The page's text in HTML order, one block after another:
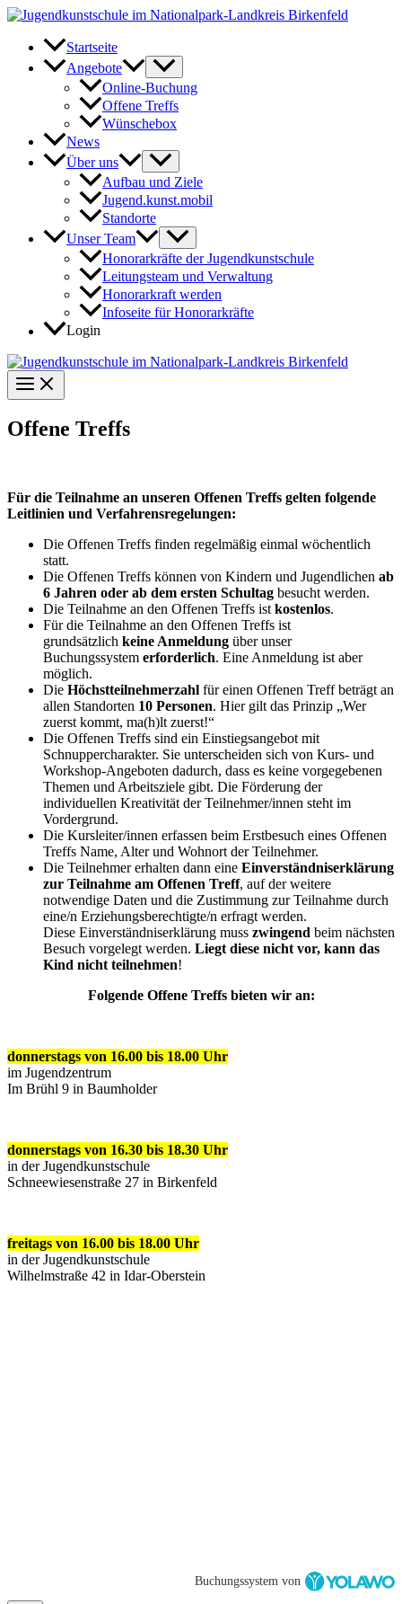
Zum
springen
Startseite
Angebote
Online-Buchung
Offene Treffs
Wünschebox
News
Über uns
Aufbau und Ziele
Jugend.kunst.mobil
Standorte
Unser Team
Honorarkräfte der Jugendkunstschule
Leitungsteam und Verwaltung
Honorarkraft werden
Infoseite für Honorarkräfte
Login
Offene Treffs
Für die Teilnahme an unseren Offenen Treffs gelten folgende
Leitlinien und Verfahrensregelungen:
Die Offenen Treffs finden regelmäßig einmal wöchentlich
statt.
Die Offenen Treffs können von Kindern und Jugendlichen ab
6 Jahren oder ab dem ersten Schultag besucht werden.
Die Teilnahme an den Offenen Treffs ist kostenlos.
Für die Teilnahme an den Offenen Treffs ist
grundsätzlich keine Anmeldung über unser
Buchungssystem erforderlich. Eine Anmeldung ist aber
möglich.
Die Höchstteilnehmerzahl für einen Offenen Treff beträgt an
allen Standorten 10 Personen. Hier gilt das Prinzip „Wer
zuerst kommt, ma(h)lt zuerst!“
Die Offenen Treffs sind ein Einstiegsangebot mit
Schnuppercharakter. Sie unterscheiden sich von Kurs- und
Workshop-Angeboten dadurch, dass es keine vorgegebenen
Themen und Arbeitsziele gibt. Die Förderung der
individuellen Kreativität der Teilnehmer/innen steht im
Vordergrund.
Die Kursleiter/innen erfassen beim Erstbesuch eines Offenen
Treffs Name, Alter und Wohnort der Teilnehmer.
Die Teilnehmer erhalten dann eine Einverständniserklärung
zur Teilnahme am Offenen Treff, auf der weitere
notwendige Daten und die Zustimmung zur Teilnahme durch
eine/n Erziehungsberechtigte/n erfragt werden.
Diese Einverständniserklärung muss zwingend beim nächsten
Besuch vorgelegt werden. Liegt diese nicht vor, kann das
Kind nicht teilnehmen!
Folgende Offene Treffs bieten wir an:
donnerstags von 16.00 bis 18.00 Uhr
im Jugendzentrum
Im Brühl 9 in Baumholder
donnerstags von 16.30 bis 18.30 Uhr
in der Jugendkunstschule
Schneewiesenstraße 27 in Birkenfeld
freitags von 16.00 bis 18.00 Uhr
in der Jugendkunstschule
Wilhelmstraße 42 in Idar-Oberstein
Buchungssystem von